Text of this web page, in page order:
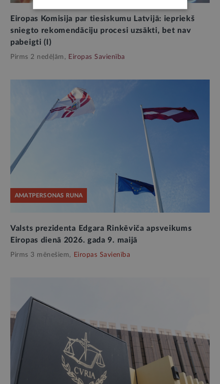
Eiropas Komisija par tiesiskumu Latvijā: iepriekš
sniegto rekomendāciju procesi uzsākti, bet nav
pabeigti (I)
Pirms 2 nedēļām, Eiropas Savienība
AMATPERSONAS RUNA
Valsts prezidenta Edgara Rinkēviča apsveikums
Eiropas dienā 2026. gada 9. maijā
Pirms 3 mēnešiem, Eiropas Savienība